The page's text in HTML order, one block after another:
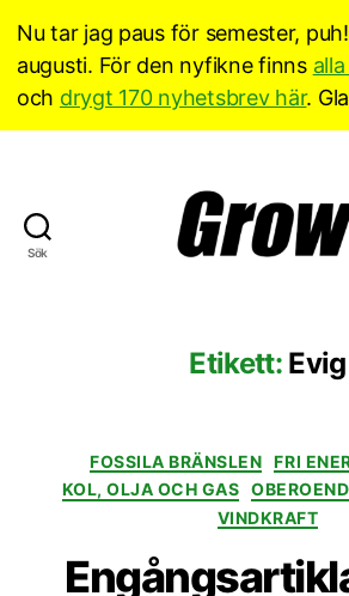
Nu tar jag paus för semester,
augusti. För den nyfikne finns
och drygt 170 nyhetsbrev här.
Sök
Etikett: Evig
FOSSILA BRÄNSLEN FRI
KOL, OLJA OCH GAS
VINDKRAFT